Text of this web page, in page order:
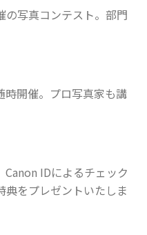
の写真コンテスト。部門
時開催。プロ写真家も講
IDによるチェック
典をプレゼントいたしま